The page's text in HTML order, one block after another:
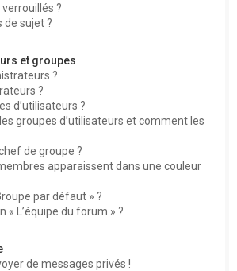
?
de sujet ?
et groupes
?
?
d’utilisateurs ?
groupes d’utilisateurs et comment les
de groupe ?
apparaissent dans une couleur
par défaut » ?
« L’équipe du forum » ?
de messages privés !